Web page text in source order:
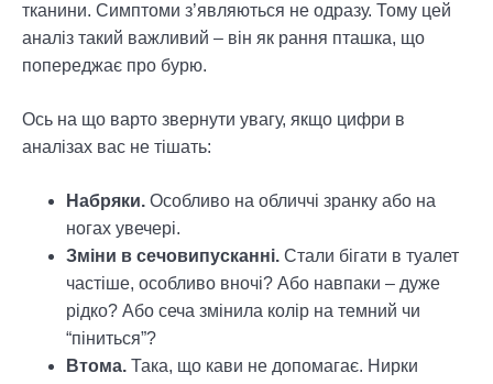
тканини. Симптоми з’являються не одразу. Тому цей
аналіз такий важливий – він як рання пташка, що
попереджає про бурю.
Ось на що варто звернути увагу, якщо цифри в
аналізах вас не тішать:
Набряки. Особливо на обличчі зранку або на
ногах увечері.
Зміни в сечовипусканні. Стали бігати в туалет
частіше, особливо вночі? Або навпаки – дуже
рідко? Або сеча змінила колір на темний чи
“піниться”?
Втома. Така, що кави не допомагає. Нирки